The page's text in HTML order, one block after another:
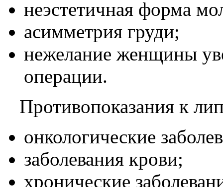
неэстетичная форма
асимметрия груди;
нежелание женщины
операции.
Противопоказания к
онкологические
заболевания крови;
хронические